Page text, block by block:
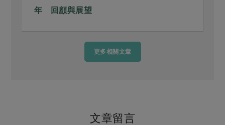
年 回顧與展望
更多相關文章
文章留言